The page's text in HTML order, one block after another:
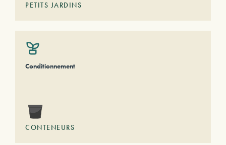
PETITS JARDINS
Conditionnement
CONTENEURS